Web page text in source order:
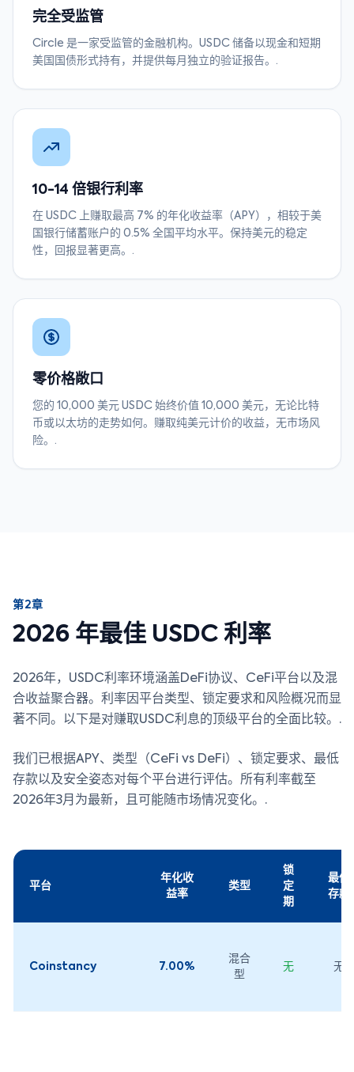
完全受监管
Circle 是一家受监管的金融机构。USDC 储备以现金和短期
美国国债形式持有，并提供每月独立的验证报告。.
10-14 倍银行利率
在 USDC 上赚取最高 7% 的年化收益率（APY），相较于美
国银行储蓄账户的 0.5% 全国平均水平。保持美元的稳定
性，回报显著更高。.
零价格敞口
您的 10,000 美元 USDC 始终价值 10,000 美元，无论比特
币或以太坊的走势如何。赚取纯美元计价的收益，无市场风
险。.
第2章
2026 年最佳 USDC 利率
2026年，USDC利率环境涵盖DeFi协议、CeFi平台以及混
合收益聚合器。利率因平台类型、锁定要求和风险概况而显
著不同。以下是对赚取USDC利息的顶级平台的全面比较。.
我们已根据APY、类型（CeFi vs DeFi）、锁定要求、最低
存款以及安全姿态对每个平台进行评估。所有利率截至
2026年3月为最新，且可能随市场情况变化。.
平台
年化收
益率
类型
锁
定
期
最低
存款
Coinstancy 7.00%
混合
型
无 无